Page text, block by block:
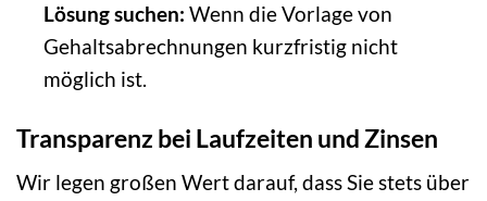
Lösung suchen: Wenn die Vorlage von
Gehaltsabrechnungen kurzfristig nicht
möglich ist.
Transparenz bei Laufzeiten und Zinsen
Wir legen großen Wert darauf, dass Sie stets über